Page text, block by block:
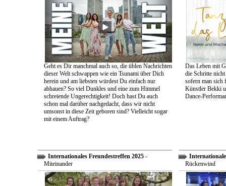
Geht es Dir manchmal auch so, die üblen Nachrichten
dieser Welt schwappen wie ein Tsunami über Dich
herein und am liebsten würdest Du einfach nur
abhauen? So viel Dunkles und eine zum Himmel
schreiende Ungerechtigkeit! Doch hast Du auch
schon mal darüber nachgedacht, dass wir nicht
umsonst in diese Zeit geboren sind? Vielleicht sogar
mit einem Auftrag?
Das Leben mit
die Schritte
sofern man sich
Künstler Bekki
Dance-
Internationales Freundestreffen 2025-
Miteinander
Rückenwind